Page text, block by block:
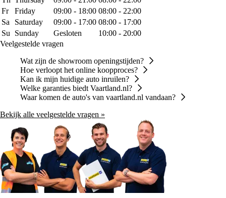
Fr
Friday 09:00 - 18:00 08:00 - 22:00
Sa
Saturday 09:00 - 17:00 08:00 - 17:00
Su
Sunday Gesloten
10:00 - 20:00
Veelgestelde vragen
Wat zijn de showroom openingstijden?
Hoe verloopt het online koopproces?
Kan ik mijn huidige auto inruilen?
Welke garanties biedt Vaartland.nl?
Waar komen de auto's van vaartland.nl vandaan?
Bekijk alle veelgestelde vragen »